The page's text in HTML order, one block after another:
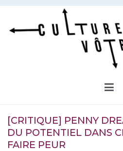
Aller
contenu
[CRITIQUE] PENNY
DU POTENTIEL DANS
FAIRE PEUR